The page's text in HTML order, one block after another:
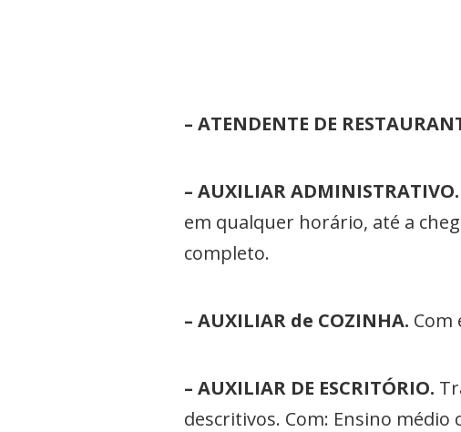
– ATENDENTE DE
– AUXILIAR ADMINISTRATIVO.
em qualquer horário, até a
completo.
– AUXILIAR de COZINHA. Com
– AUXILIAR DE ESCRITÓRIO.
descritivos. Com: Ensino